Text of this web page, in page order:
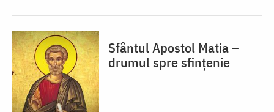
Sfântul Apostol Matia –
drumul spre sfințenie